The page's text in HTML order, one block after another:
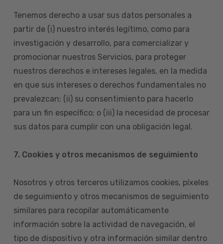
Tenemos derecho a usar sus datos personales a
partir de (i) nuestro interés legítimo, como para
investigación y desarrollo, para comercializar y
promocionar nuestros Servicios, para proteger
nuestros derechos e intereses legales, en la medida
en que sus intereses o derechos fundamentales no
prevalezcan; (ii) su consentimiento para hacerlo
para un fin específico; o (iii) la necesidad de procesar
sus datos para cumplir con una obligación legal.
7. Cookies y otros mecanismos de seguimiento
Nosotros y otros terceros utilizamos cookies, píxeles
de seguimiento y otros mecanismos de seguimiento
similares para recopilar automáticamente
información sobre la actividad de navegación, el
tipo de dispositivo y otra información similar dentro